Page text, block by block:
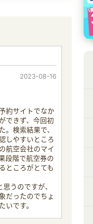
2023-08-16
約サイトでなか
できず、今回初
。検索結果で、
しやすいところ
航空会社のマイ
段階で航空券の
ところがとても
うのですが、
だったのでちょ
いです。